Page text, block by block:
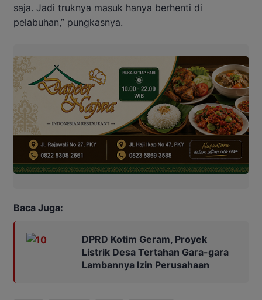
saja. Jadi truknya masuk hanya berhenti di
pelabuhan,” pungkasnya.
Baca Juga:
DPRD Kotim Geram, Proyek
Listrik Desa Tertahan Gara-gara
Lambannya Izin Perusahaan